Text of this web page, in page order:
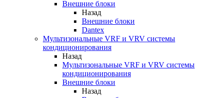
Внешние блоки
Назад
Внешние блоки
Dantex
Мультизональные VRF и VRV системы
кондиционирования
Назад
Мультизональные VRF и VRV системы
кондиционирования
Внешние блоки
Назад